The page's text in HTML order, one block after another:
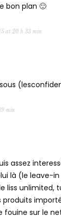
bon plan 🙂
at 20 h 33 min
min
assez
là (le leave-
liss unlimited,
produits
fouine sur le